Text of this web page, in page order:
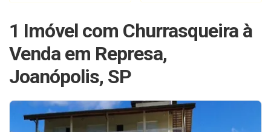
1 Imóvel com Churrasqueira à
Venda em Represa,
Joanópolis, SP